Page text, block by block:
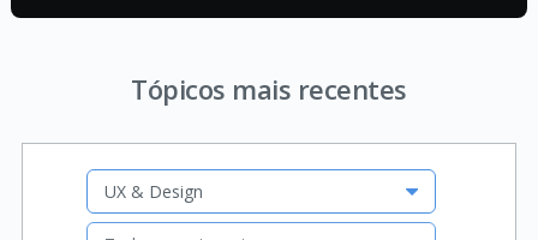
Tópicos mais recentes
UX & Design